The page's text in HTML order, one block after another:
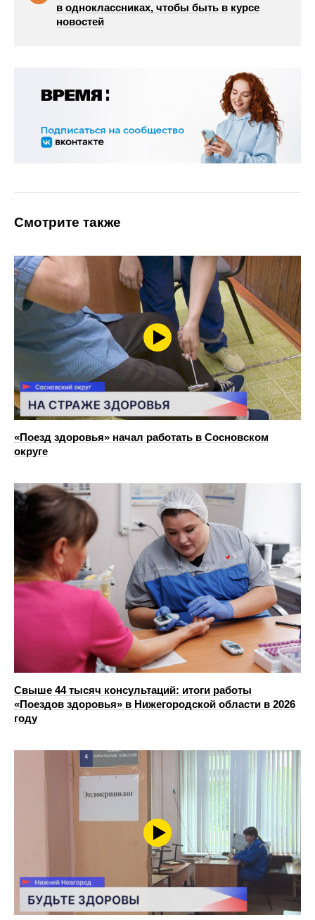
в одноклассниках, чтобы быть в курсе
новостей
Смотрите также
«Поезд здоровья» начал работать в Сосновском
округе
Свыше 44 тысяч консультаций: итоги работы
«Поездов здоровья» в Нижегородской области в 2026
году